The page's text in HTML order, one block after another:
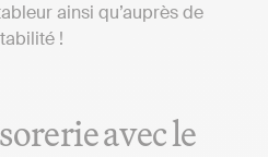
ainsi qu’auprès de
!
avec le